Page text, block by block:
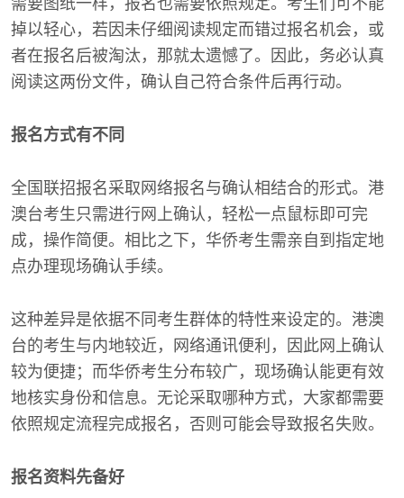
需要图纸一样，报名也需要依照规定。考生们可不能
掉以轻心，若因未仔细阅读规定而错过报名机会，或
者在报名后被淘汰，那就太遗憾了。因此，务必认真
阅读这两份文件，确认自己符合条件后再行动。
报名方式有不同
全国联招报名采取网络报名与确认相结合的形式。港
澳台考生只需进行网上确认，轻松一点鼠标即可完
成，操作简便。相比之下，华侨考生需亲自到指定地
点办理现场确认手续。
这种差异是依据不同考生群体的特性来设定的。港澳
台的考生与内地较近，网络通讯便利，因此网上确认
较为便捷；而华侨考生分布较广，现场确认能更有效
地核实身份和信息。无论采取哪种方式，大家都需要
依照规定流程完成报名，否则可能会导致报名失败。
报名资料先备好